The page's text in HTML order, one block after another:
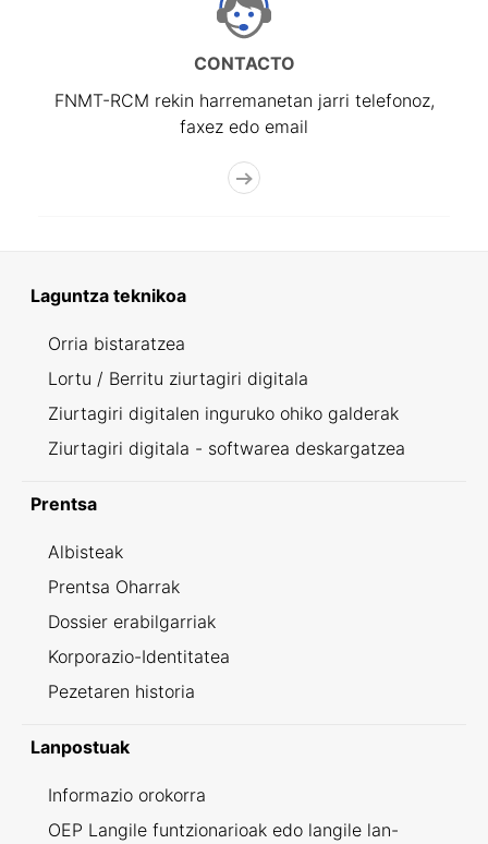
CONTACTO
FNMT-RCM rekin harremanetan jarri telefonoz,
faxez edo email
Laguntza teknikoa
Orria bistaratzea
Lortu / Berritu ziurtagiri digitala
Ziurtagiri digitalen inguruko ohiko galderak
Ziurtagiri digitala - softwarea deskargatzea
Prentsa
Albisteak
Prentsa Oharrak
Dossier erabilgarriak
Korporazio-Identitatea
Pezetaren historia
Lanpostuak
Informazio orokorra
OEP Langile funtzionarioak edo langile lan-